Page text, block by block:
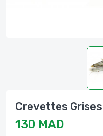
Crevettes Grises
130 MAD